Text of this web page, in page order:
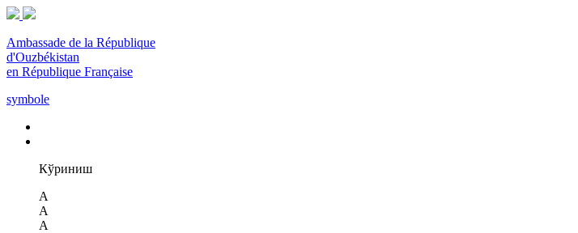
Ambassade de la République
d'Ouzbékistan
en République Française
symbole
Кўриниш
A
A
A